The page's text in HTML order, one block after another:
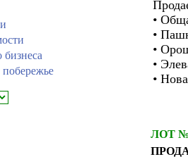
бизнеса
•
•
•
•
•
ЛОТ